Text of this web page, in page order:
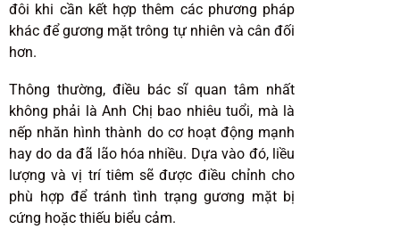
đôi khi cần kết hợp thêm các phương pháp
khác để gương mặt trông tự nhiên và cân đối
hơn.
Thông thường, điều bác sĩ quan tâm nhất
không phải là Anh Chị bao nhiêu tuổi, mà là
nếp nhăn hình thành do cơ hoạt động mạnh
hay do da đã lão hóa nhiều. Dựa vào đó, liều
lượng và vị trí tiêm sẽ được điều chỉnh cho
phù hợp để tránh tình trạng gương mặt bị
cứng hoặc thiếu biểu cảm.